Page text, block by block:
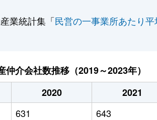
業統計集「民営の一事業所あたり
仲介会社数推移（2019～2023年）
2020
2021
631 643